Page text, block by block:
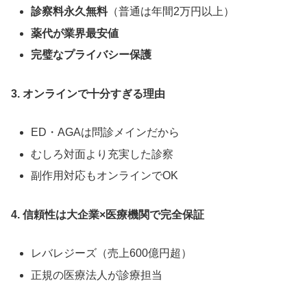
診察料永久無料（普通は年間2万円以上）
薬代が業界最安値
完璧なプライバシー保護
3. オンラインで十分すぎる理由
ED・AGAは問診メインだから
むしろ対面より充実した診察
副作用対応もオンラインでOK
4. 信頼性は大企業×医療機関で完全保証
レバレジーズ（売上600億円超）
正規の医療法人が診療担当